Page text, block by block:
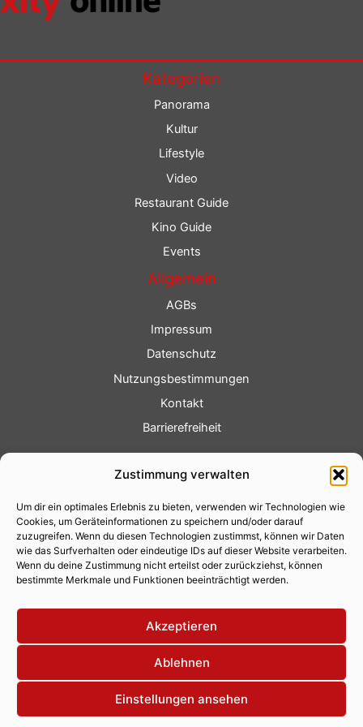
Zustimmung verwalten
Um dir ein optimales Erlebnis zu bieten, verwenden wir Technologien wie
Cookies, um Geräteinformationen zu speichern und/oder darauf
zuzugreifen. Wenn du diesen Technologien zustimmst, können wir Daten
wie das Surfverhalten oder eindeutige IDs auf dieser Website verarbeiten.
Wenn du deine Zustimmung nicht erteilst oder zurückziehst, können
bestimmte Merkmale und Funktionen beeinträchtigt werden.
Akzeptieren
Ablehnen
Einstellungen ansehen
Kategorien
Panorama
Kultur
Lifestyle
Video
Restaurant Guide
Kino Guide
Events
Allgemein
AGBs
Impressum
Datenschutz
Nutzungsbestimmungen
Kontakt
Barrierefreiheit
Fotoservice
Videoservice
Werbung
Contenterstellung
Lokalnachrichten
Lokalfernsehen
Eventkalender